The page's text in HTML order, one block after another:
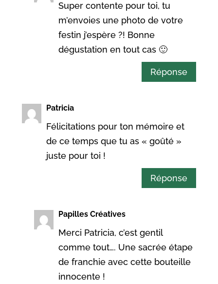
Super contente pour toi, tu
m’envoies une photo de votre
festin j’espère ?! Bonne
dégustation en tout cas 🙂
Réponse
Patricia
Félicitations pour ton mémoire et
de ce temps que tu as « goûté »
juste pour toi !
Réponse
Papilles Créatives
Merci Patricia, c’est gentil
comme tout…. Une sacrée étape
de franchie avec cette bouteille
innocente !